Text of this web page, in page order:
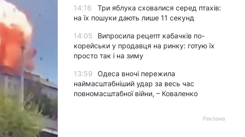
14:16
Три яблука сховалися серед птахів:
на їх пошуки дають лише 11 секунд
14:05
Випросила рецепт кабачків по-
корейськи у продавця на ринку: готую їх
просто так і на зиму
13:59
Одеса вночі пережила
наймасштабніший удар за весь час
повномасштабної війни, – Коваленко
Реклама